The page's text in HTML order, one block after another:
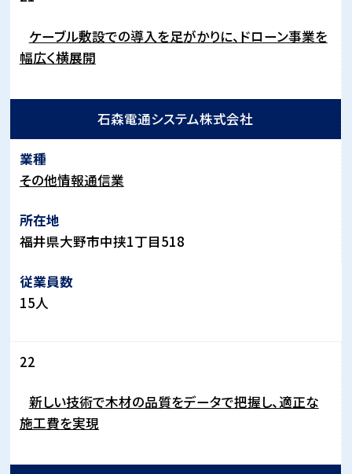
ケーブル敷設での導入を足がかりに、ドローン事業を
幅広く横展開
石森電通システム株式会社
その他情報通信業
福井県大野市中挟1丁目518
15人
22
新しい技術で木材の品質をデータで把握し、適正な
施工費を実現